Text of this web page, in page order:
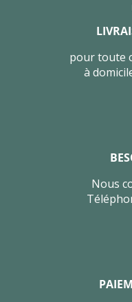
pour toute
à
Nous